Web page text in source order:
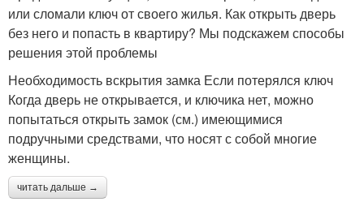
или сломали ключ от своего жилья. Как открыть дверь
без него и попасть в квартиру? Мы подскажем способы
решения этой проблемы
Необходимость вскрытия замка Если потерялся ключ
Когда дверь не открывается, и ключика нет, можно
попытаться открыть замок (см.) имеющимися
подручными средствами, что носят с собой многие
женщины.
читать дальше →